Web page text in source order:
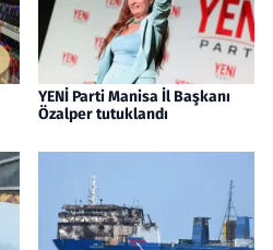
YENİ Parti Manisa İl Başkanı
Özalper tutuklandı